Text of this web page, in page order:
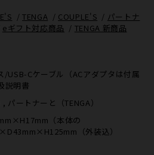
/TENGA / COUPLE'S / パートナ
eギフト対応商品 / TENGA 新商品
/USB-Cケーブル（ACアダプタは付属
説明書
パートナーと（TENGA）
（本体の
（外装込）